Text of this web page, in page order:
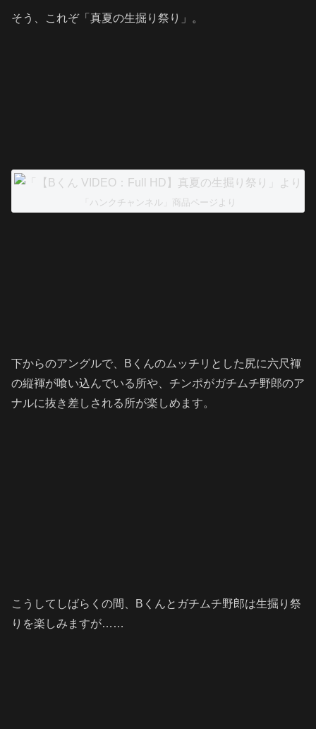
そう、これぞ「真夏の生掘り祭り」。
「ハンクチャンネル」商品ページより
下からのアングルで、Bくんのムッチリとした尻に六尺褌
の縦褌が喰い込んでいる所や、チンポがガチムチ野郎のア
ナルに抜き差しされる所が楽しめます。
こうしてしばらくの間、Bくんとガチムチ野郎は生掘り祭
りを楽しみますが……